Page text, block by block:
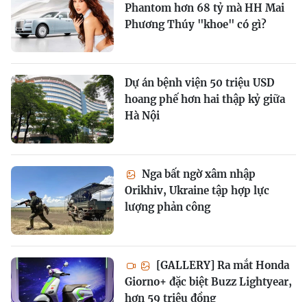
Phantom hơn 68 tỷ mà HH Mai
Phương Thúy "khoe" có gì?
Dự án bệnh viện 50 triệu USD
hoang phế hơn hai thập kỷ giữa
Hà Nội
Nga bất ngờ xâm nhập
Orikhiv, Ukraine tập hợp lực
lượng phản công
[GALLERY] Ra mắt Honda
Giorno+ đặc biệt Buzz Lightyear,
hơn 59 triệu đồng